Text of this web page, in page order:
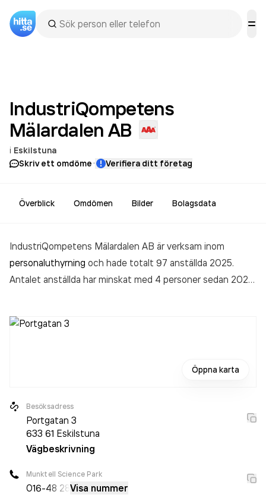
IndustriQompetens
Mälardalen AB
i Eskilstuna
Skriv ett omdöme· Verifiera ditt företag
Överblick Omdömen Bilder Bolagsdata
IndustriQompetens Mälardalen AB är verksam inom
personaluthyrning och hade totalt 97 anställda 2025.
Antalet anställda har minskat med 4 personer sedan 2024
IndustriQompetens Mälardalen AB
Öppna karta
Besöksadress
Portgatan 3
633 61 Eskilstuna
Vägbeskrivning
Munktell Science Park
016-48 28 Visa nummer